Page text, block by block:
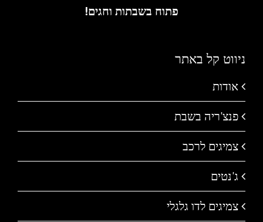
פתוח בשבתות וחגים!
ניווט קל באתר
אודות
פנצ'ריה בשבת
צמיגים לרכב
ג'נטים
צמיגים לדו גלגלי